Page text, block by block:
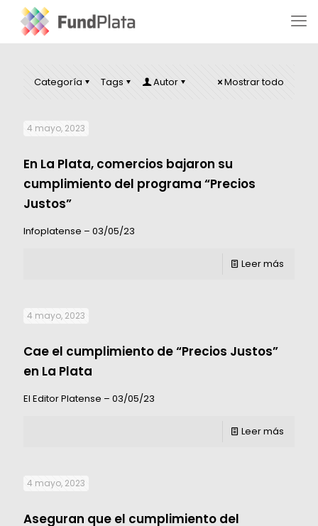
Categoría Tags Autor Mostrar todo
4 mayo, 2023
En La Plata, comercios bajaron su
cumplimiento del programa “Precios
Justos”
Infoplatense – 03/05/23
Leer más
4 mayo, 2023
Cae el cumplimiento de “Precios Justos”
en La Plata
El Editor Platense – 03/05/23
Leer más
4 mayo, 2023
Aseguran que el cumplimiento del